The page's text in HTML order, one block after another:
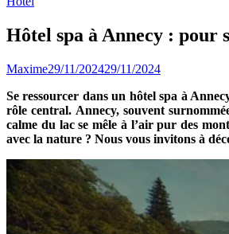
Hôtel spa à Annecy : pour
Maxime29/11/202429/11/2024
Se ressourcer dans un hôtel spa à
rôle central. Annecy, souvent
calme du lac se mêle à l’air pur des
avec la nature ? Nous vous invitons à